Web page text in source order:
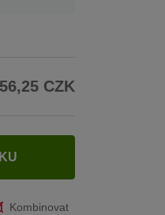
56,25 CZK
Kombinovat